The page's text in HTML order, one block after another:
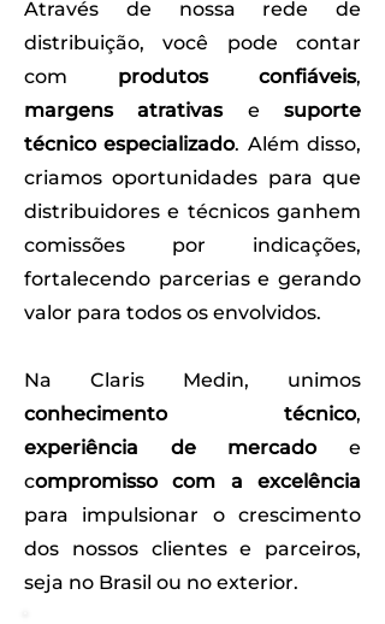
Através de nossa rede de
distribuição, você pode contar
com produtos confiáveis,
margens atrativasesuporte
técnico especializado. Além disso,
criamos oportunidades para que
distribuidores e técnicos ganhem
comissões por indicações,
fortalecendo parcerias e gerando
valor para todos os envolvidos.
Na Claris Medin, unimos
conhecimento técnico,
experiência de mercadoe
compromisso com a excelência
para impulsionar o crescimento
dos nossos clientes e parceiros,
seja no Brasil ou no exterior.